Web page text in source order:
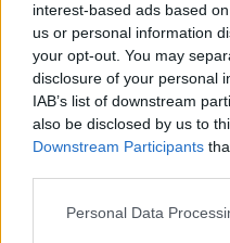
interest-based ads based
us or personal information
your opt-out. You may
disclosure of your personal
IAB’s list of downstream
also be disclosed by us to
Downstream Participants
Personal Data
a las necesidades de la
Canaria, cumpliendo con
así como con otros
suscriba.
En el área
medioambiente y
mínimo sus emisiones,
establecer anualmente